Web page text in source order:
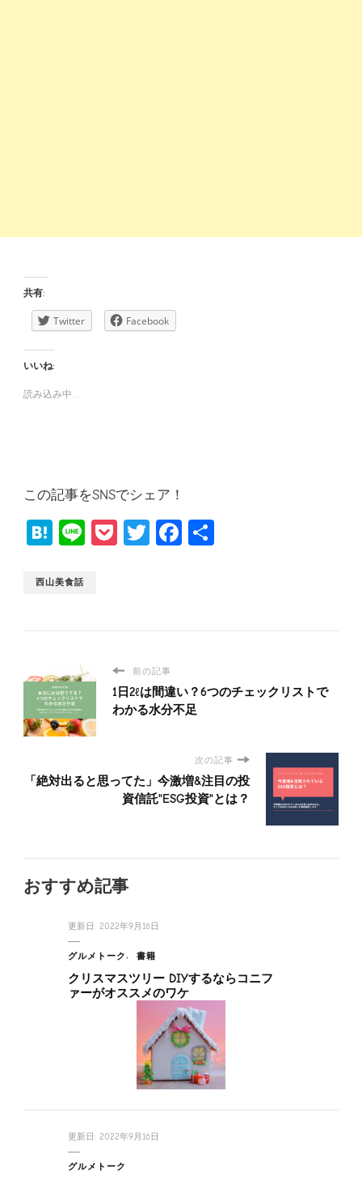
共有:
Twitter Facebook
いいね:
読み込み中…
この記事をSNSでシェア！
Hatena
LinePocketTwitterFacebook
西山美食話
前の記事
1日2ℓは間違い？6つのチェックリストで
わかる水分不足
次の記事
「絶対出ると思ってた」今激増&注目の投
資信託"ESG投資"とは？
おすすめ記事
更新日: 2022年9月16日
グルメトーク 書籍
クリスマスツリー DIYするならコニフ
ァーがオススメのワケ
更新日: 2022年9月16日
グルメトーク